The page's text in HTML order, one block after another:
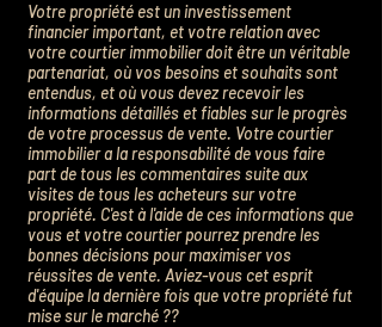
Votre propriété est un investissement
financier important, et votre relation avec
votre courtier immobilier doit être un véritable
partenariat, où vos besoins et souhaits sont
entendus, et où vous devez recevoir les
informations détaillés et fiables sur le progrès
de votre processus de vente. Votre courtier
immobilier a la responsabilité de vous faire
part de tous les commentaires suite aux
visites de tous les acheteurs sur votre
propriété. C'est à l'aide de ces informations que
vous et votre courtier pourrez prendre les
bonnes décisions pour maximiser vos
réussites de vente. Aviez-vous cet esprit
d'équipe la dernière fois que votre propriété fut
mise sur le marché ??